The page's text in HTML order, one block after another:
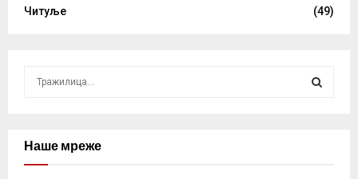
Читуље
(49)
cНаше мреже